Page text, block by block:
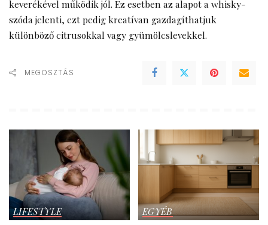
keverékével működik jól. Ez esetben az alapot a whisky-
szóda jelenti, ezt pedig kreatívan gazdagíthatjuk
különböző citrusokkal vagy gyümölcslevekkel.
MEGOSZTÁS
LIFESTYLE
EGYÉB